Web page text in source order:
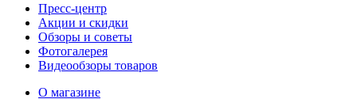
Пресс-центр
Акции и скидки
Обзоры и советы
Фотогалерея
Видеообзоры товаров
О магазине